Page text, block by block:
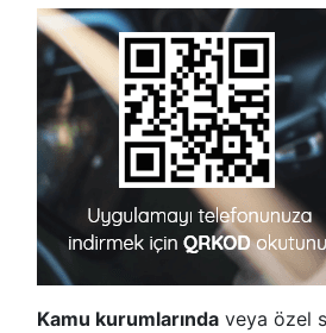
Kamu kurumlarında veya özel